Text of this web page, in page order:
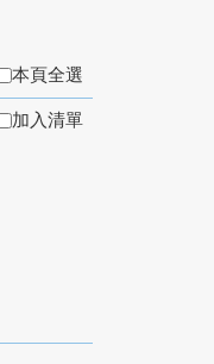
本頁全選
加入清單